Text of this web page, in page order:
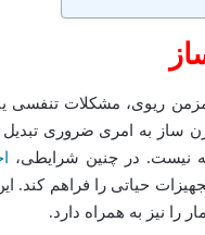
ریوی، مشکلات تنفسی
ساز به امری ضروری
نیست. در چنین شرایطی،
حیاتی را فراهم کند.
را نیز به همراه دارد.